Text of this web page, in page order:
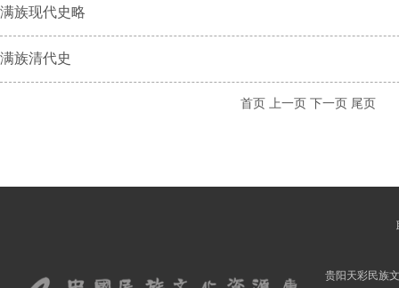
满族现代史略
满族清代史
首页 上一页 下一页 尾页
贵阳天彩民族